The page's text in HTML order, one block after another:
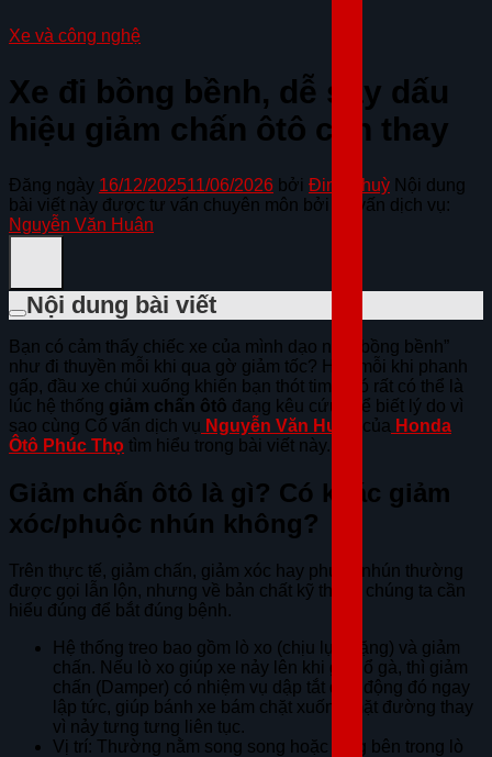
Xe và công nghệ
Xe đi bồng bềnh, dễ say dấu
hiệu giảm chấn ôtô cần thay
Đăng ngày 16/12/202511/06/2026 bởi Đinh Thuỳ Nội dung
bài viết này được tư vấn chuyên môn bởi cố vấn dịch vụ:
Nguyễn Văn Huân
Nội dung bài viết
Bạn có cảm thấy chiếc xe của mình dạo này “bồng bềnh”
như đi thuyền mỗi khi qua gờ giảm tốc? Hay mỗi khi phanh
gấp, đầu xe chúi xuống khiến bạn thót tim? Đó rất có thể là
lúc hệ thống giảm chấn ôtô đang kêu cứu. Để biết lý do vì
sao cùng Cố vấn dịch vụ Nguyễn Văn Huân của Honda
Ôtô Phúc Thọ tìm hiểu trong bài viết này.
Giảm chấn ôtô là gì? Có khác giảm
xóc/phuộc nhún không?
Trên thực tế, giảm chấn, giảm xóc hay phuộc nhún thường
được gọi lẫn lộn, nhưng về bản chất kỹ thuật, chúng ta cần
hiểu đúng để bắt đúng bệnh.
Hệ thống treo bao gồm lò xo (chịu lực nặng) và giảm
chấn. Nếu lò xo giúp xe nảy lên khi gặp ổ gà, thì giảm
chấn (Damper) có nhiệm vụ dập tắt dao động đó ngay
lập tức, giúp bánh xe bám chặt xuống mặt đường thay
vì nảy tưng tưng liên tục.
Vị trí: Thường nằm song song hoặc lồng bên trong lò